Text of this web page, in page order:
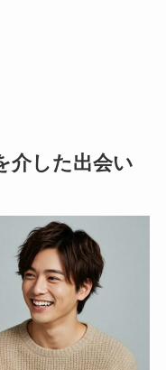
介した出会い